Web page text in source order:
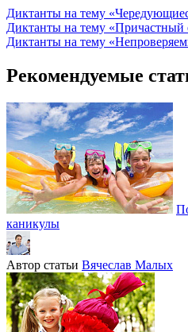
Диктанты на тему
Диктанты на тему «Причастный
Диктанты на тему
Рекомендуемые
каникулы
Автор статьи Вячеслав Малых